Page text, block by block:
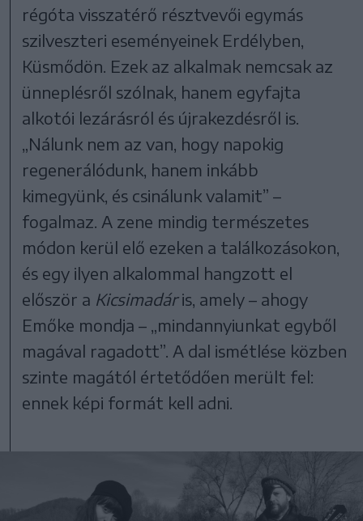
régóta visszatérő résztvevői egymás
szilveszteri eseményeinek Erdélyben,
Küsmődön. Ezek az alkalmak nemcsak az
ünneplésről szólnak, hanem egyfajta
alkotói lezárásról és újrakezdésről is.
„Nálunk nem az van, hogy napokig
regenerálódunk, hanem inkább
kimegyünk, és csinálunk valamit” –
fogalmaz. A zene mindig természetes
módon kerül elő ezeken a találkozásokon,
és egy ilyen alkalommal hangzott el
először a Kicsimadáris, amely – ahogy
Emőke mondja – „mindannyiunkat egyből
magával ragadott”. A dal ismétlése közben
szinte magától értetődően merült fel:
ennek képi formát kell adni.